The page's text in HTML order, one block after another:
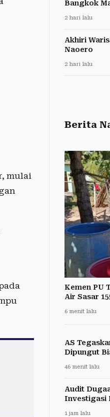
mulai
Bangkok
2 hari lalu
Akhiri
Naoero
2 hari lalu
Berita
Kemen PU
Air Sasar
6 menit lalu
AS
Dipungut
46 menit lalu
Audit
Investigasi
1 jam lalu